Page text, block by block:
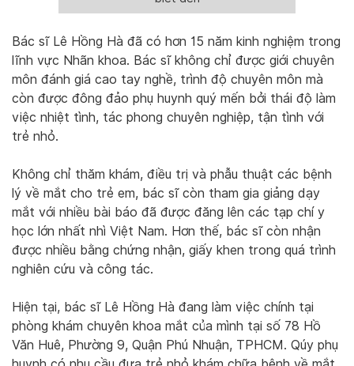
Bác sĩ Lê Hồng Hà đã có hơn 15 năm kinh nghiệm trong
lĩnh vực Nhãn khoa. Bác sĩ không chỉ được giới chuyên
môn đánh giá cao tay nghề, trình độ chuyên môn mà
còn được đông đảo phụ huynh quý mến bởi thái độ làm
việc nhiệt tình, tác phong chuyên nghiệp, tận tình với
trẻ nhỏ.
Không chỉ thăm khám, điều trị và phẫu thuật các bệnh
lý về mắt cho trẻ em, bác sĩ còn tham gia giảng dạy
mắt với nhiều bài báo đã được đăng lên các tạp chí y
học lớn nhất nhì Việt Nam. Hơn thế, bác sĩ còn nhận
được nhiều bằng chứng nhận, giấy khen trong quá trình
nghiên cứu và công tác.
Hiện tại, bác sĩ Lê Hồng Hà đang làm việc chính tại
phòng khám chuyên khoa mắt của mình tại số 78 Hồ
Văn Huê, Phường 9, Quận Phú Nhuận, TPHCM. Qúy phụ